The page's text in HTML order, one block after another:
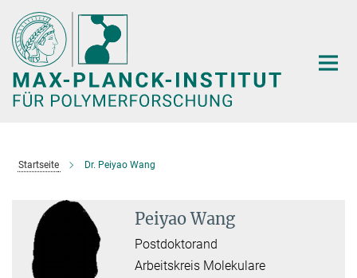
Hauptinhalt
Startseite Dr. Peiyao Wang
Peiyao Wang
Postdoktorand
Arbeitskreis Molekulare